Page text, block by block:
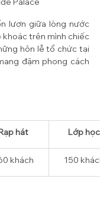
lượn giữa lòng nước
khoác trên mình chiếc
hôn lễ tổ chức tại
đậm phong cách
hát Lớp học
khách 150